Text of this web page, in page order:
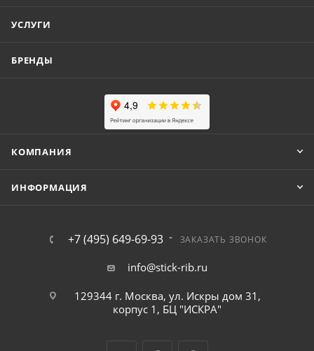
УСЛУГИ
БРЕНДЫ
КОМПАНИЯ
ИНФОРМАЦИЯ
+7 (495) 649-69-93 ЗАКАЗАТЬ ЗВОНОК
info@stick-rib.ru
129344 г. Москва, ул. Искры дом 31,
корпус 1, БЦ "ИСКРА"